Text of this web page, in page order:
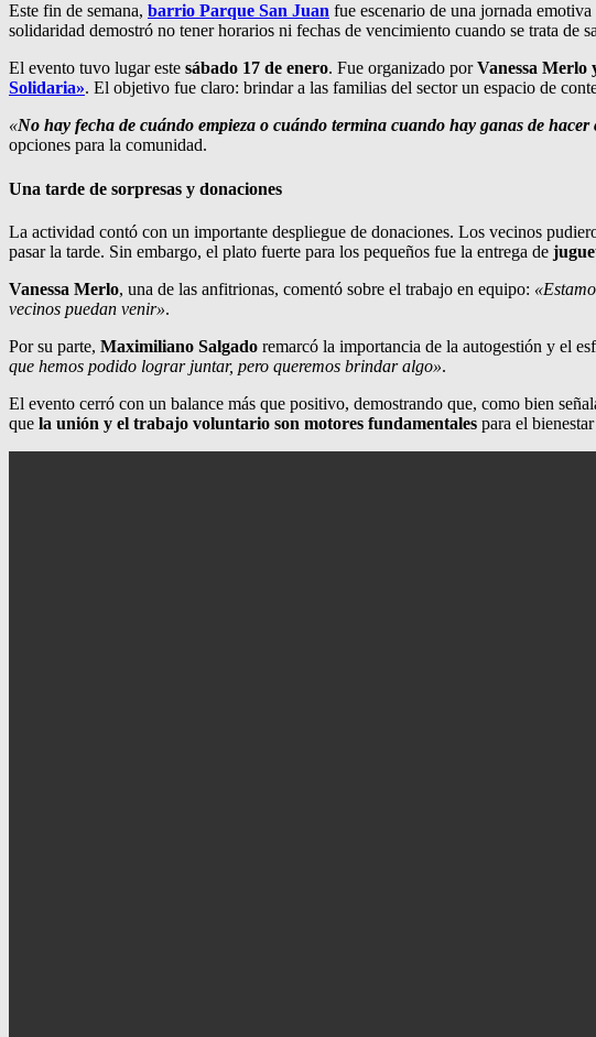
Este fin de semana, barrio Parque San Juan fue escenario de una jornada
solidaridad demostró no tener horarios ni fechas de vencimiento cuando se trata de
El evento tuvo lugar este sábado 17 de enero. Fue organizado porVanessa Merlo
Solidaria». El objetivo fue claro: brindar a las familias del sector un espacio de
«No hay fecha de cuándo empieza o cuándo termina cuando hay ganas de hacer
opciones para la comunidad.
Una tarde de sorpresas y donaciones
La actividad contó con un importante despliegue de donaciones. Los vecinos
pasar la tarde. Sin embargo, el plato fuerte para los pequeños fue la entrega de
Vanessa Merlo, una de las anfitrionas, comentó sobre el trabajo en equipo:
vecinos puedan venir».
Por su parte, Maximiliano Salgado remarcó la importancia de la autogestión y el
que hemos podido lograr juntar, pero queremos brindar algo».
El evento cerró con un balance más que positivo, demostrando que, como bien
que la unión y el trabajo voluntario son motores fundamentales para el